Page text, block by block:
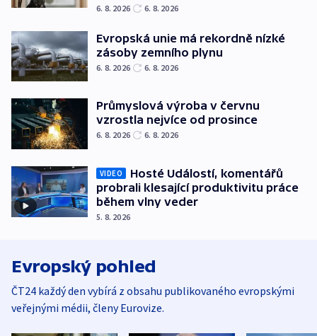
6. 8. 2026 6. 8. 2026
Evropská unie má rekordně nízké
zásoby zemního plynu
6. 8. 2026 6. 8. 2026
Průmyslová výroba v červnu
vzrostla nejvíce od prosince
6. 8. 2026 6. 8. 2026
VIDEO
Hosté Událostí, komentářů
probrali klesající produktivitu práce
během vlny veder
5. 8. 2026
Evropský pohled
ČT24 každý den vybírá z obsahu publikovaného evropskými
veřejnými médii, členy Eurovize.